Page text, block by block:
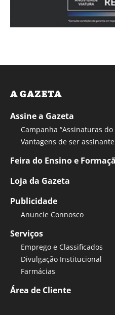
A GAZETA
Assine a Gazeta
Campanha “Assinaturas
Vantagens de ser assinante
Feira do Ensino e
Loja da Gazeta
Publicidade
Anuncie Connosco
Serviços
Emprego e Classificados
Divulgação Institucional
Farmácias
Área de Cliente